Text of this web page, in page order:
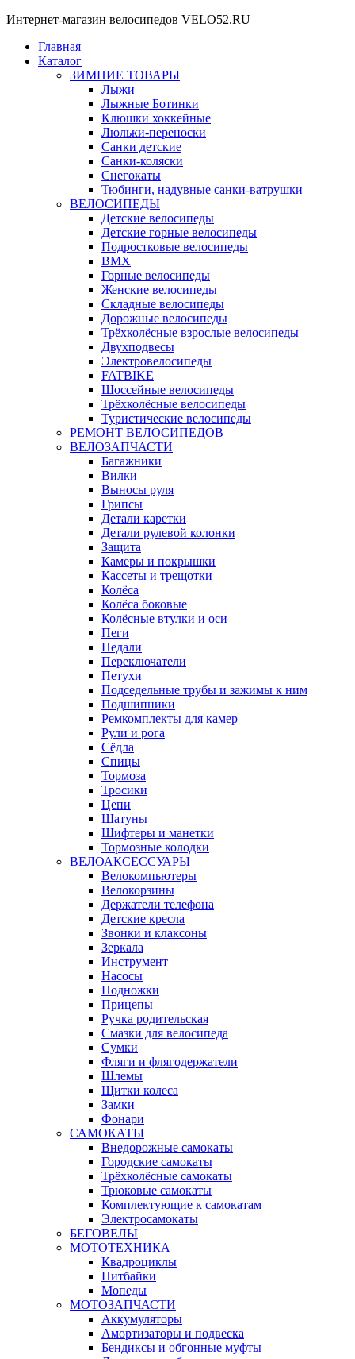
Интернет-магазин велосипедов VELO52.RU
Главная
Каталог
ЗИМНИЕ ТОВАРЫ
Лыжи
Лыжные Ботинки
Клюшки хоккейные
Люльки-переноски
Санки детские
Санки-коляски
Снегокаты
Тюбинги, надувные санки-ватрушки
ВЕЛОСИПЕДЫ
Детские велосипеды
Детские горные велосипеды
Подростковые велосипеды
BMX
Горные велосипеды
Женские велосипеды
Складные велосипеды
Дорожные велосипеды
Трёхколёсные взрослые велосипеды
Двухподвесы
Электровелосипеды
FATBIKE
Шоссейные велосипеды
Трёхколёсные велосипеды
Туристические велосипеды
РЕМОНТ ВЕЛОСИПЕДОВ
ВЕЛОЗАПЧАСТИ
Багажники
Вилки
Выносы руля
Грипсы
Детали каретки
Детали рулевой колонки
Защита
Камеры и покрышки
Кассеты и трещотки
Колёса
Колёса боковые
Колёсные втулки и оси
Пеги
Педали
Переключатели
Петухи
Подседельные трубы и зажимы к ним
Подшипники
Ремкомплекты для камер
Рули и рога
Сёдла
Спицы
Тормоза
Тросики
Цепи
Шатуны
Шифтеры и манетки
Тормозные колодки
ВЕЛОАКСЕССУАРЫ
Велокомпьютеры
Велокорзины
Держатели телефона
Детские кресла
Звонки и клаксоны
Зеркала
Инструмент
Насосы
Подножки
Прицепы
Ручка родительская
Смазки для велосипеда
Сумки
Фляги и флягодержатели
Шлемы
Щитки колеса
Замки
Фонари
САМОКАТЫ
Внедорожные самокаты
Городские самокаты
Трёхколёсные самокаты
Трюковые самокаты
Комплектующие к самокатам
Электросамокаты
БЕГОВЕЛЫ
МОТОТЕХНИКА
Квадроциклы
Питбайки
Мопеды
МОТОЗАПЧАСТИ
Аккумуляторы
Амортизаторы и подвеска
Бендиксы и обгонные муфты